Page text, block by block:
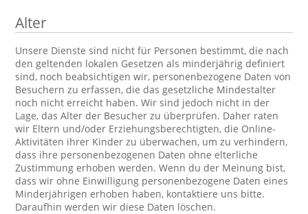
Alter
Unsere Dienste sind nicht für Personen bestimmt, die nach
den geltenden lokalen Gesetzen als minderjährig definiert
sind, noch beabsichtigen wir, personenbezogene Daten von
Besuchern zu erfassen, die das gesetzliche Mindestalter
noch nicht erreicht haben. Wir sind jedoch nicht in der
Lage, das Alter der Besucher zu überprüfen. Daher raten
wir Eltern und/oder Erziehungsberechtigten, die Online-
Aktivitäten ihrer Kinder zu überwachen, um zu verhindern,
dass ihre personenbezogenen Daten ohne elterliche
Zustimmung erhoben werden. Wenn du der Meinung bist,
dass wir ohne Einwilligung personenbezogene Daten eines
Minderjährigen erhoben haben, kontaktiere uns bitte.
Daraufhin werden wir diese Daten löschen.